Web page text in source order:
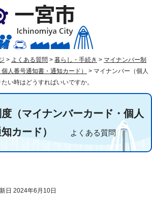
> よくある質問 > 暮らし・手続き > マイナンバー制
人番号通知書・通知カード）
> マイナンバー（個人
い時はどうすればいいですか。
（マイナンバーカード・個人
知カード）
よくある質問
日 2024年6月10日